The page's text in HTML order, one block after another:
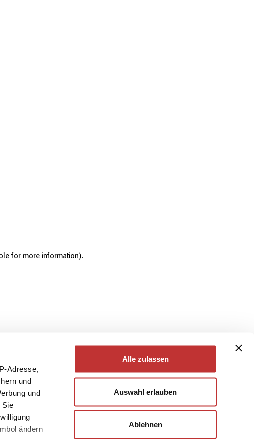
Adresse,
und
und
Sie
ändern
Alle zulassen
Auswahl erlauben
Ablehnen
for more information).